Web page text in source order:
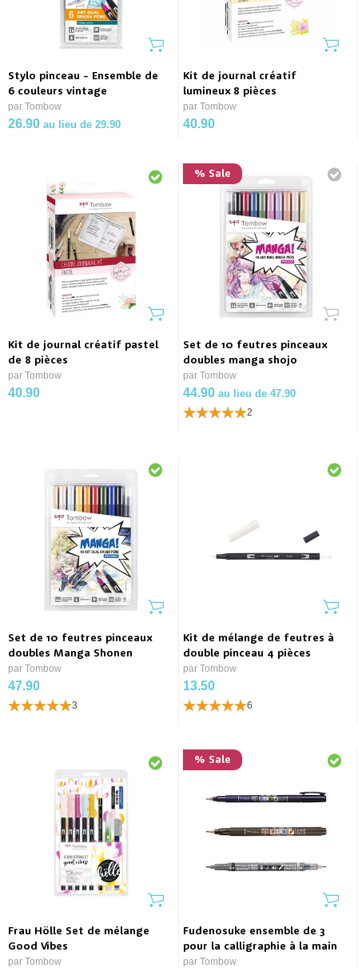
Stylo pinceau - Ensemble de
6 couleurs vintage
par Tombow
26.90 au lieu de 29.90
Kit de journal créatif
lumineux 8 pièces
par Tombow
40.90
Kit de journal créatif pastel
de 8 pièces
par Tombow
40.90
% Sale
Set de 10 feutres pinceaux
doubles manga shojo
par Tombow
44.90 au lieu de 47.90
2
Set de 10 feutres pinceaux
doubles Manga Shonen
par Tombow
47.90
3
Kit de mélange de feutres à
double pinceau 4 pièces
par Tombow
13.50
6
Frau Hölle Set de mélange
Good Vibes
par Tombow
% Sale
Fudenosuke ensemble de 3
pour la calligraphie à la main
par Tombow